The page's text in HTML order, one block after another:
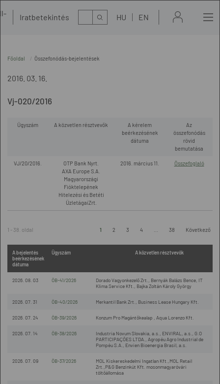
Iratbetekintés Kereső HU EN
Főoldal Összefonódás-bejelentések
2016. 03. 16.
Vj-020/2016
Ügyszám A közvetlen résztvevők
A kérelem
beérkezésének
dátuma
Az
összefonódás
rövid
bemutatása
VJ/20/2016.
OTP Bank Nyrt.
AXA Europe S.A.
Magyarországi
Fióktelepének
Hitelezési és Betéti
ÜzletágaiZrt.
2016. március 11. Összefoglaló
1 - 38. oldal 1 2 3 4 38 Következő
A bejelentés
beérkezésének
dátuma
Ügyszám A közvetlen résztvevők
2026. 08. 03 ÖB-41/2026
Dorado Vagyonkezelő Zrt., Bernyák Balázs Bence, IT
Klima Service Kft., Bajka Zoltán Károly György
2026. 07. 31 ÖB-40/2026 Merkantil Bank Zrt., Business Lease Hungary Kft.
2026. 07. 24 ÖB-39/2026 Konzum Pro Magántőkealap , Aqua Lorenzo Kft.
2026. 07. 14 ÖB-38/2026
Industria Novum Slovakia, a.s., ENVIRAL, a.s., G.O
PARTICIPAÇÕES LTDA., Agropéu Agro Industrial de
Pompéu S.A., Envien Bioenergia Brasil, a.s.
2026. 07. 09 ÖB-37/2026
MOL Kiskereskedelmi Ingatlan Kft.,MOL Retail
Zrt.,P&G Benzinkút Kft. mosonmagyaróvári
töltőállomása